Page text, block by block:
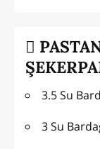
3.5 Su
3 Su